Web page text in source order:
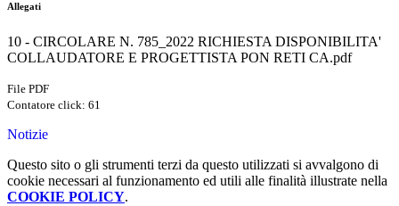
Allegati
10 - CIRCOLARE N. 785_2022 RICHIESTA DISPONIBILITA'
COLLAUDATORE E PROGETTISTA PON RETI CA.pdf
File PDF
Contatore click: 61
Notizie
Questo sito o gli strumenti terzi da questo utilizzati si avvalgono di
cookie necessari al funzionamento ed utili alle finalità illustrate nella
COOKIE POLICY.